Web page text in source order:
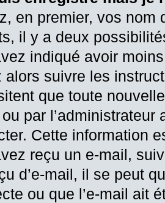
en premier, vos nom
il y a deux
indiqué avoir
alors suivre les
que toute
par
Cette information
reçu un e-mail,
d’e-mail, il se peut
ou que l’e-mail ait